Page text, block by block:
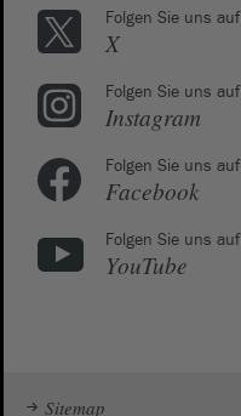
Folgen Sie uns auf
X
Folgen Sie uns auf
Instagram
Folgen Sie uns auf
Facebook
Folgen Sie uns auf
YouTube
Sitemap